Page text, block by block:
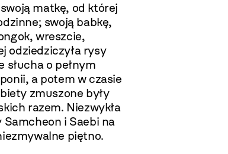
matkę, od której
swoją babkę,
wreszcie,
odziedziczyła rysy
słucha o pełnym
a potem w czasie
zmuszone były
razem. Niezwykła
Samcheon i Saebi na
piętno.